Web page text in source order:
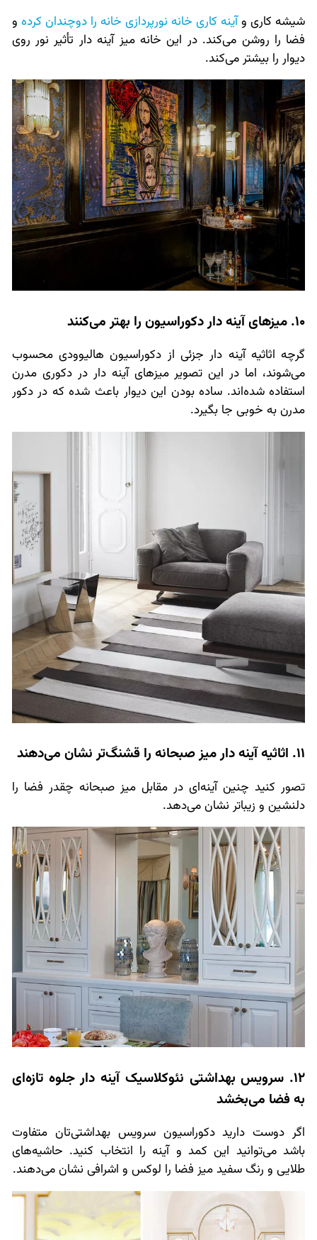
شیشه کاری وآینه کاری خانه نورپردازی خانه را دوچندان کرده و
فضا را روشن می‌کند. در این خانه میز آینه دار تأثیر نور روی
دیوار را بیشتر می‌کند.
10. میزهای آینه دار دکوراسیون را بهتر می‌کنند
گرچه اثاثیه آینه دار جزئی از دکوراسیون هالیوودی محسوب
می‌شوند، اما در این تصویر میزهای آینه دار در دکوری مدرن
استفاده شده‌اند. ساده بودن این دیوار باعث شده که در دکور
مدرن به خوبی جا بگیرد.
11. اثاثیه آینه دار میز صبحانه را قشنگ‌تر نشان می‌دهند
تصور کنید چنین آینه‌ای در مقابل میز صبحانه چقدر فضا را
دلنشین و زیباتر نشان می‌دهد.
12. سرویس بهداشتی نئوکلاسیک آینه دار جلوه تازه‌ای
به فضا می‌بخشد
اگر دوست دارید دکوراسیون سرویس بهداشتی‌تان متفاوت
باشد می‌توانید این کمد و آینه را انتخاب کنید. حاشیه‌های
طلایی و رنگ سفید میز فضا را لوکس و اشرافی نشان می‌دهند.